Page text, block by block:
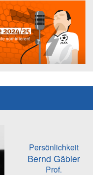
des Jahres:
Persönlichkeit
Bernd Gäbler
Prof.